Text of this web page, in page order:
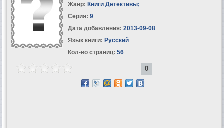
Жанр: Книги Детективы;
Серия: 9
Дата добавления: 2013-09-08
Язык книги: Русский
Кол-во страниц: 56
0